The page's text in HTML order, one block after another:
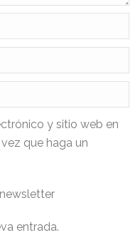
y sitio web en
que haga un
entrada.